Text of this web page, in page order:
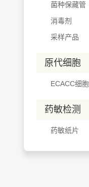
菌种保藏管
消毒剂
采样产品
原代细胞
ECACC细胞
药敏检测
药敏纸片